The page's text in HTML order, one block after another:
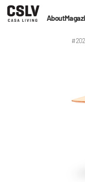
About